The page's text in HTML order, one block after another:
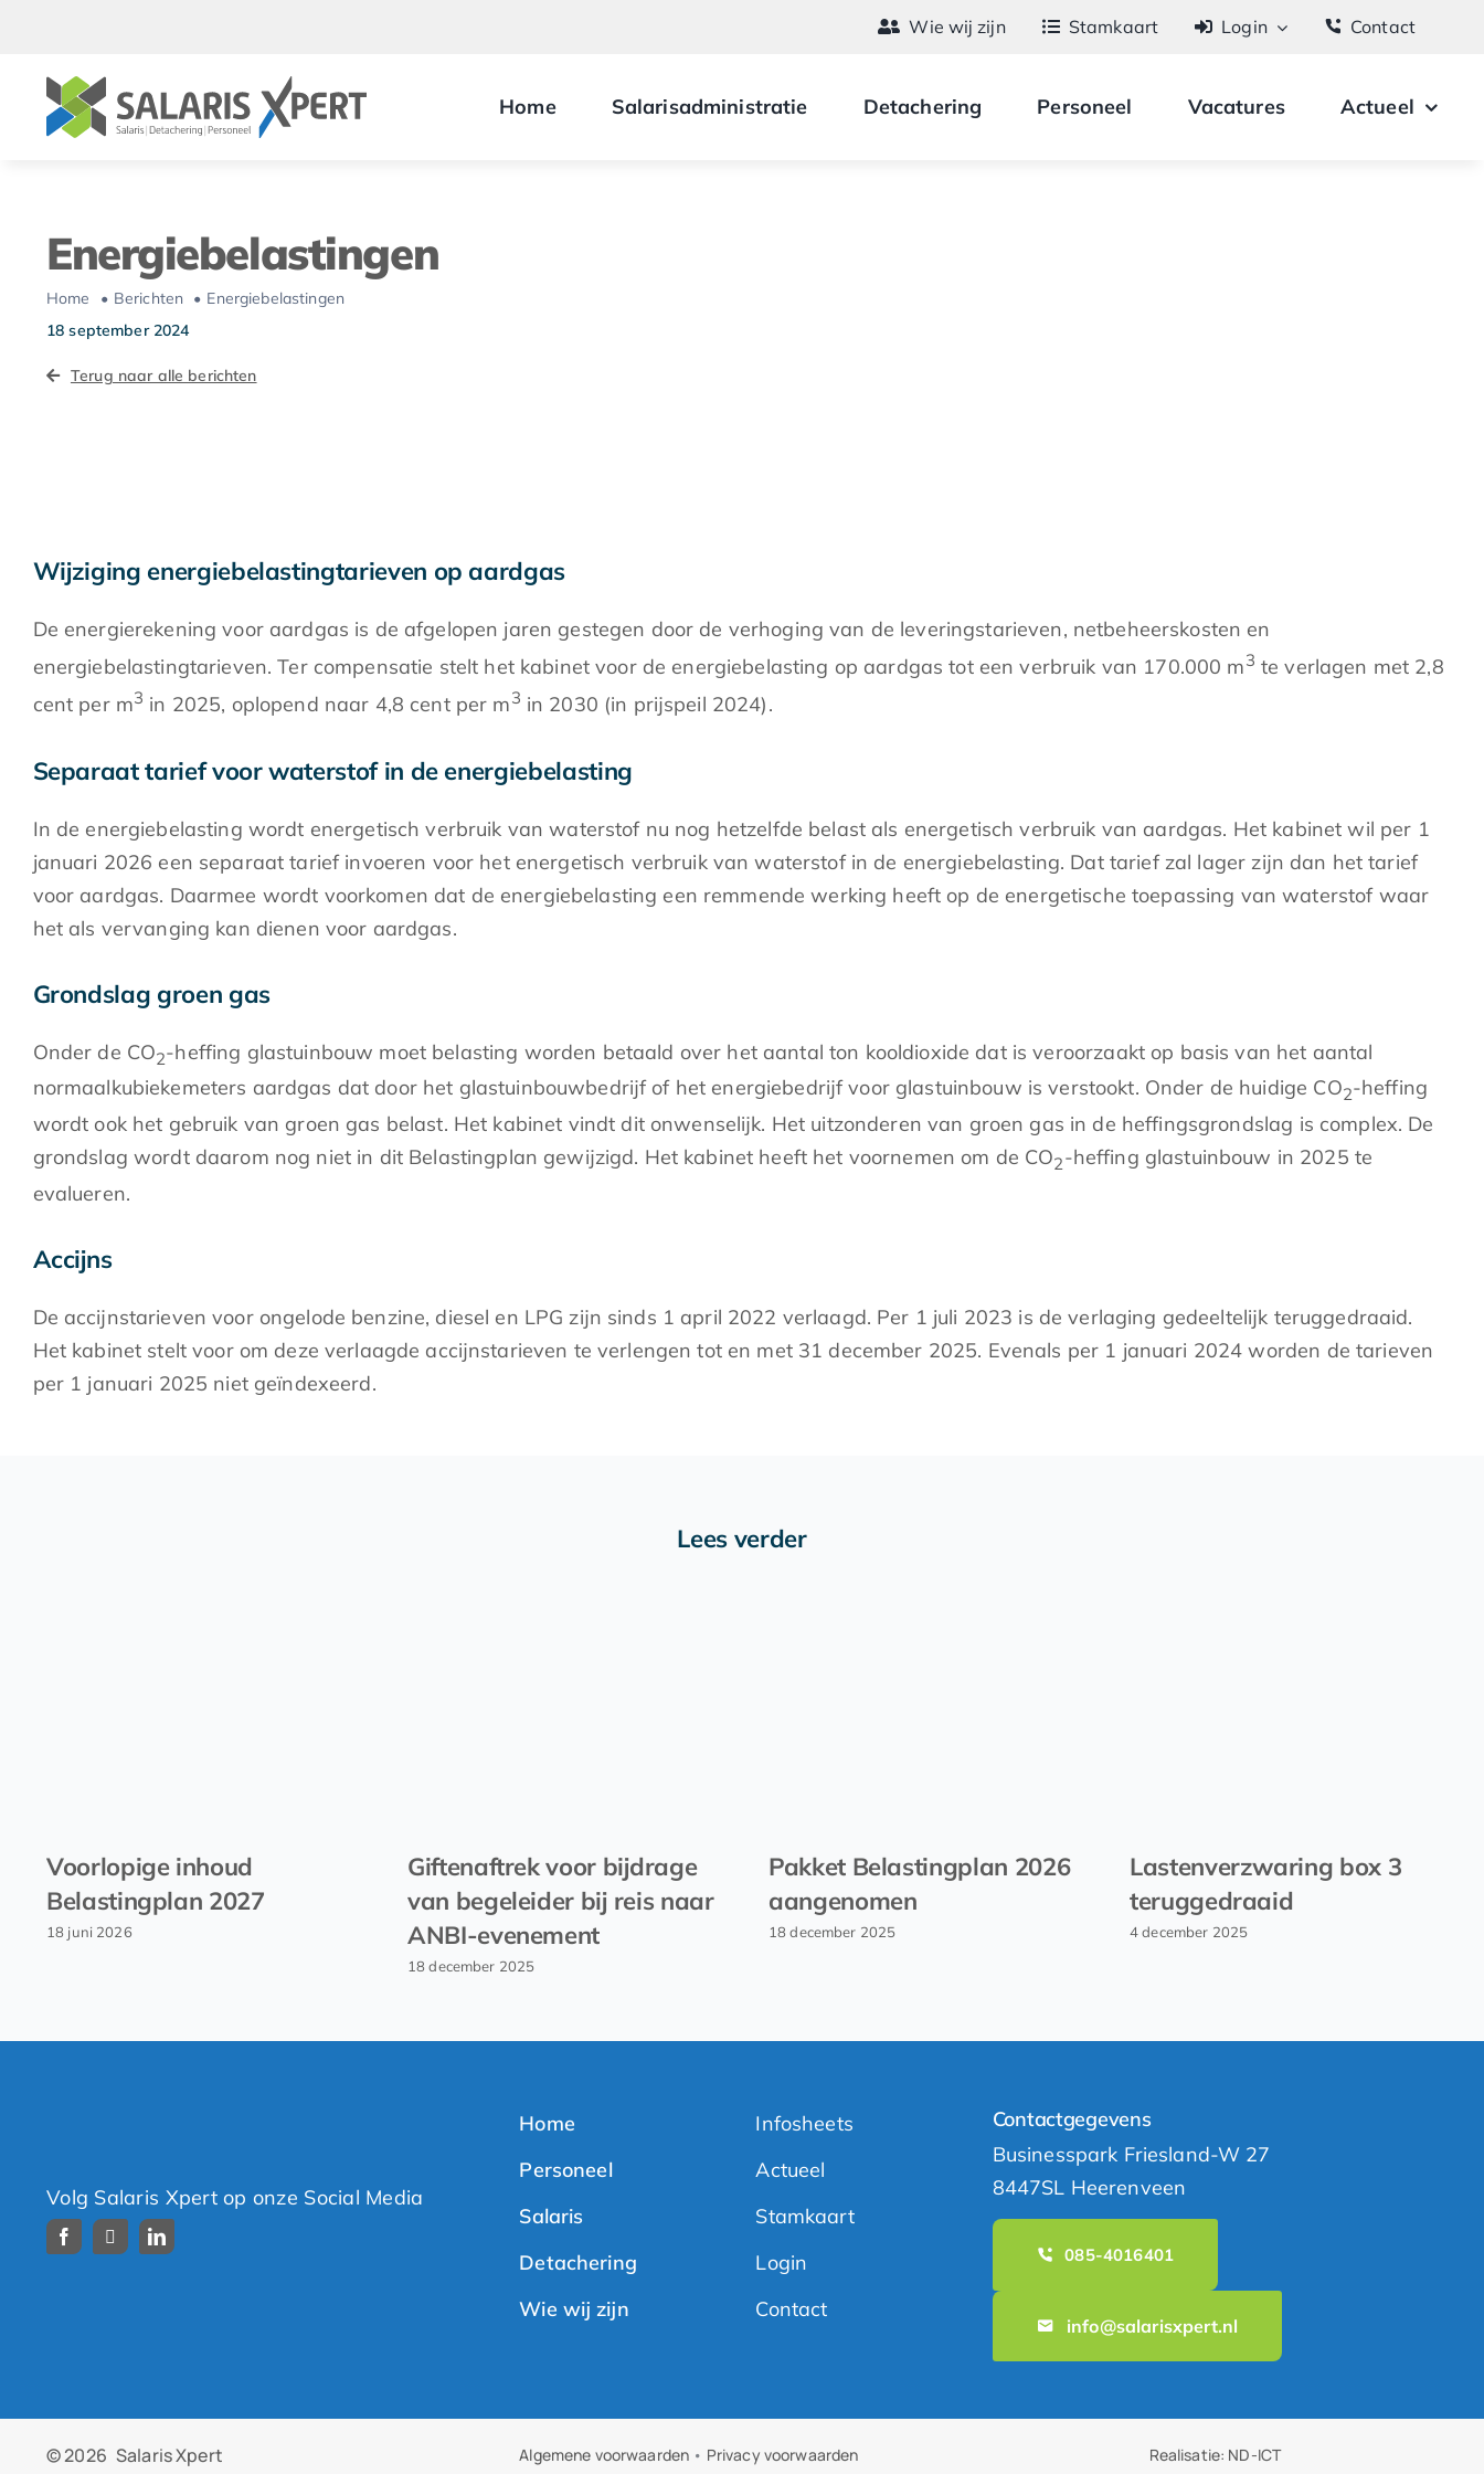
inhoud
Wie wij zijn Stamkaart Login Contact
Home Salarisadministratie Detachering Personeel Vacatures Actueel
Energiebelastingen
Home Berichten
Energiebelastingen
18 september 2024
Terug naar alle berichten
Wijziging energiebelastingtarieven op aardgas
De energierekening voor aardgas is de afgelopen jaren gestegen door de verhoging van de leveringstarieven, netbeheerskosten en
energiebelastingtarieven. Ter compensatie stelt het kabinet voor de energiebelasting op aardgas tot een verbruik van 170.000 m3 te verlagen met 2,8
cent per m3 in 2025, oplopend naar 4,8 cent per m3 in 2030 (in prijspeil 2024).
Separaat tarief voor waterstof in de energiebelasting
In de energiebelasting wordt energetisch verbruik van waterstof nu nog hetzelfde belast als energetisch verbruik van aardgas. Het kabinet wil per 1
januari 2026 een separaat tarief invoeren voor het energetisch verbruik van waterstof in de energiebelasting. Dat tarief zal lager zijn dan het tarief
voor aardgas. Daarmee wordt voorkomen dat de energiebelasting een remmende werking heeft op de energetische toepassing van waterstof waar
het als vervanging kan dienen voor aardgas.
Grondslag groen gas
Onder de CO2-heffing glastuinbouw moet belasting worden betaald over het aantal ton kooldioxide dat is veroorzaakt op basis van het aantal
normaalkubiekemeters aardgas dat door het glastuinbouwbedrijf of het energiebedrijf voor glastuinbouw is verstookt. Onder de huidige CO2-heffing
wordt ook het gebruik van groen gas belast. Het kabinet vindt dit onwenselijk. Het uitzonderen van groen gas in de heffingsgrondslag is complex. De
grondslag wordt daarom nog niet in dit Belastingplan gewijzigd. Het kabinet heeft het voornemen om de CO2-heffing glastuinbouw in 2025 te
evalueren.
Accijns
De accijnstarieven voor ongelode benzine, diesel en LPG zijn sinds 1 april 2022 verlaagd. Per 1 juli 2023 is de verlaging gedeeltelijk teruggedraaid.
Het kabinet stelt voor om deze verlaagde accijnstarieven te verlengen tot en met 31 december 2025. Evenals per 1 januari 2024 worden de tarieven
per 1 januari 2025 niet geïndexeerd.
Lees verder
Voorlopige inhoud
Belastingplan 2027
18 juni 2026
Giftenaftrek voor bijdrage
van begeleider bij reis naar
ANBI-evenement
18 december 2025
Pakket Belastingplan 2026
aangenomen
18 december 2025
Lastenverzwaring box 3
teruggedraaid
4 december 2025
Volg Salaris Xpert op onze Social Media
Home
Personeel
Salaris
Detachering
Wie wij zijn
Infosheets
Actueel
Stamkaart
Login
Contact
Contactgegevens
Businesspark Friesland-W 27
8447SL Heerenveen
085-4016401
info@salarisxpert.nl
© 2026 Salaris Xpert Algemene voorwaarden • Privacy voorwaarden Realisatie: ND-ICT